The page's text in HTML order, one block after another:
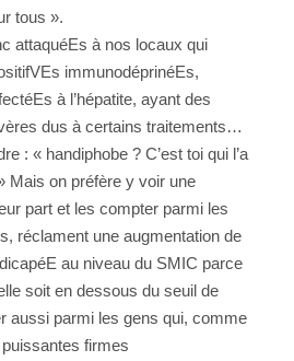
tous ».
attaquéEs à nos locaux qui
immunodéprinéEs,
à l’hépatite, ayant des
dus à certains traitements…
: « handiphobe ? C’est toi qui l’a
Mais on préfère y voir une
part et les compter parmi les
réclament une augmentation de
au niveau du SMIC parce
soit en dessous du seuil de
aussi parmi les gens qui, comme
puissantes firmes